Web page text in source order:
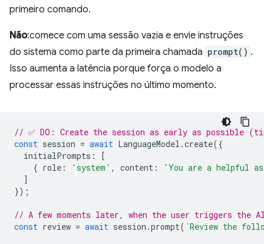
primeiro comando.
Não:comece com uma sessão vazia e envie instruções
do sistema como parte da primeira chamada prompt() .
Isso aumenta a latência porque força o modelo a
processar essas instruções no último momento.
// ✅ DO: Create the session as early as possible
const session = await LanguageModel .create({
initialPrompts :
[
{ role : 'system' , content :
'You are a helpful
]
});
// A few moments later, when the user triggers the
const review = await session .prompt( `Review the